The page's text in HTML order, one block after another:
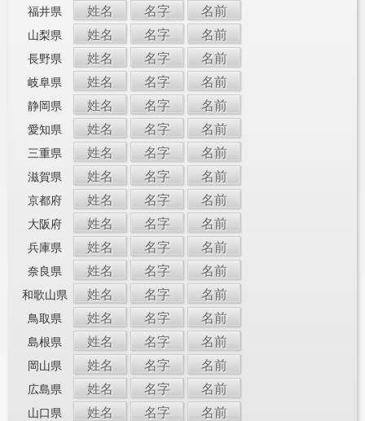
福井県 姓名 名字 名前
山梨県 姓名 名字 名前
長野県 姓名 名字 名前
岐阜県 姓名 名字 名前
静岡県 姓名 名字 名前
愛知県 姓名 名字 名前
三重県 姓名 名字 名前
滋賀県 姓名 名字 名前
京都府 姓名 名字 名前
大阪府 姓名 名字 名前
兵庫県 姓名 名字 名前
奈良県 姓名 名字 名前
和歌山県 姓名 名字 名前
鳥取県 姓名 名字 名前
島根県 姓名 名字 名前
岡山県 姓名 名字 名前
広島県 姓名 名字 名前
山口県 姓名 名字 名前